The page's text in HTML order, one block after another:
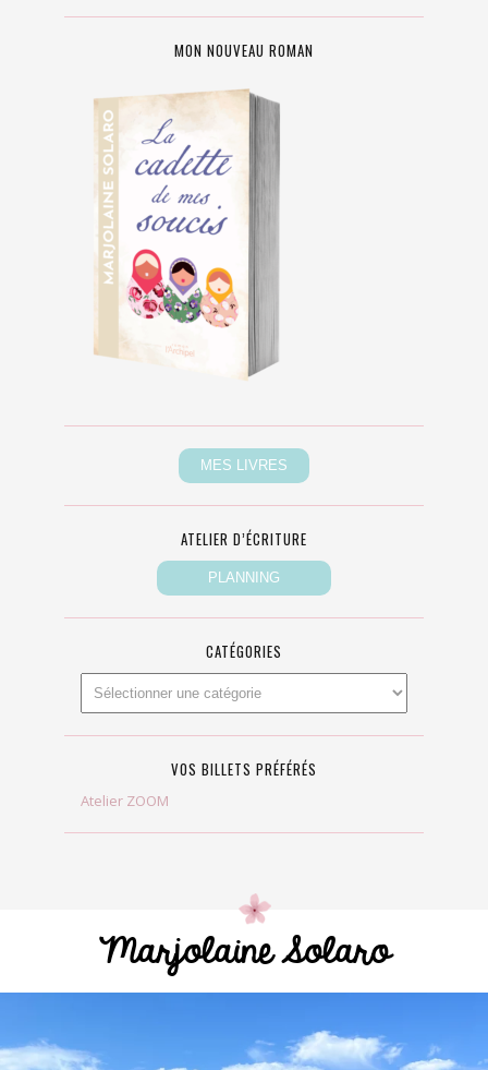
MON NOUVEAU ROMAN
ATELIER D’ÉCRITURE
CATÉGORIES
VOS BILLETS PRÉFÉRÉS
Atelier ZOOM
Marjolaine Solaro